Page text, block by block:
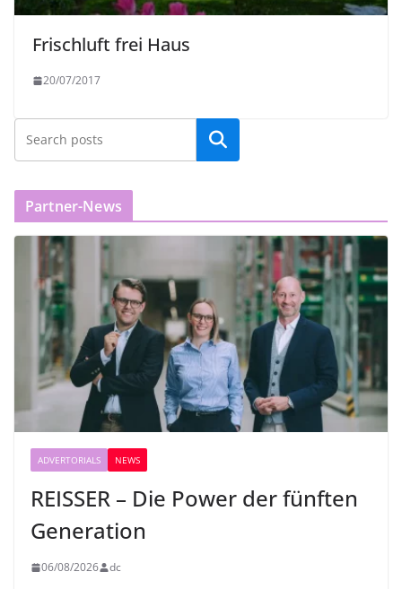
Frischluft frei Haus
20/07/2017
Partner-News
ADVERTORIALS NEWS
REISSER – Die Power der fünften
Generation
06/08/2026 dc